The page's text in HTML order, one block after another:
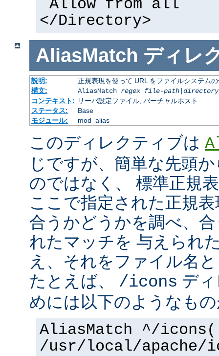
Allow from all
</Directory>
AliasMatch ディレ
説明:
正規表現を使って URL をファイルシステム
構文:
AliasMatch regex file-path|
コンテキスト: サーバ設定ファイル, バーチャルホスト
ステータス:
Base
モジュール:
mod_alias
このディレクティブは
じですが、簡単な先頭
のではなく、 標準正規
ここで指定された正規
合うかどうかを調べ、
れたマッチを 与えられ
え、それをファイル名
たとえば、 /icons デ
めには以下のようなも
AliasMatch ^/
/usr/local/apache/